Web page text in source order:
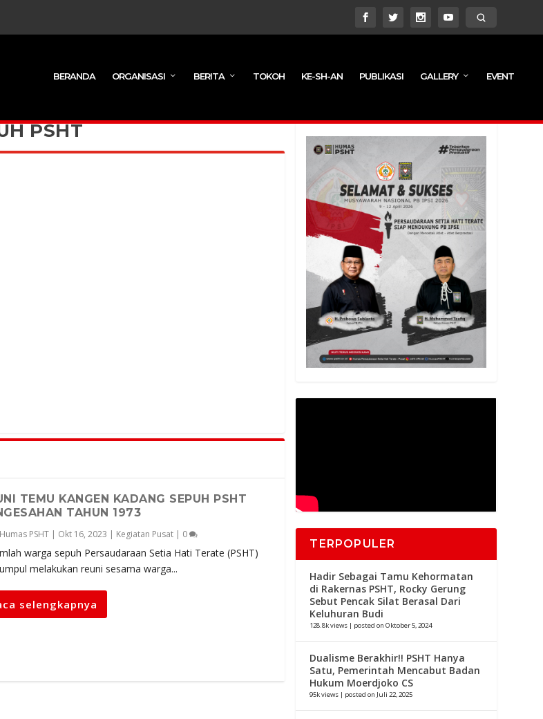
BERANDA ORGANISASI BERITA TOKOH KE-SH-AN PUBLIKASI GALLERY EVENT
PSHT
TEMU KANGEN KADANG SEPUH PSHT
TAHUN 1973
Humas PSHT| Okt 16, 2023 | Kegiatan Pusat| 0
warga sepuh Persaudaraan Setia Hati Terate (PSHT)
melakukan reuni sesama warga...
selengkapnya
TERPOPULER
Hadir Sebagai Tamu Kehormatan
di Rakernas PSHT, Rocky Gerung
Sebut Pencak Silat Berasal Dari
Keluhuran Budi
128.8k views | posted on Oktober 5, 2024
Dualisme Berakhir!! PSHT Hanya
Satu, Pemerintah Mencabut Badan
Hukum Moerdjoko CS
95k views | posted on Juli 22, 2025